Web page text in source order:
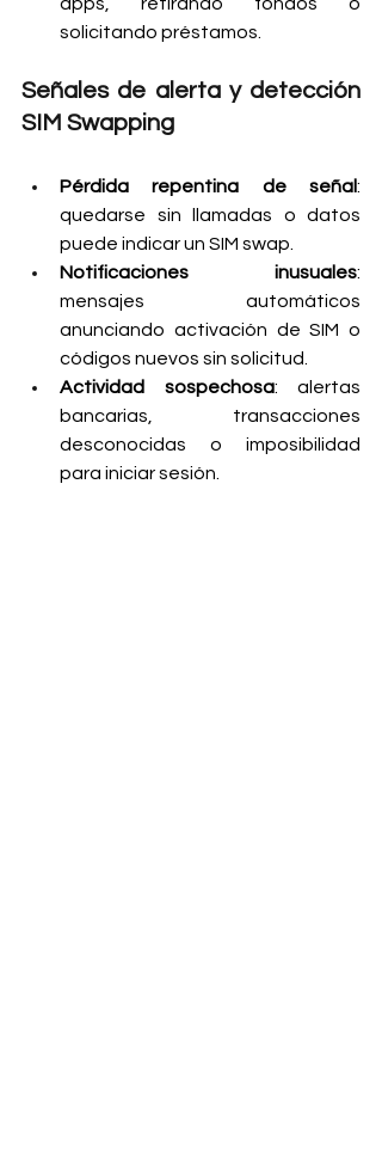
solicitando préstamos.
Señales de alerta y detección
SIM Swapping
Pérdida repentina de señal:
quedarse sin llamadas o datos
puede indicar un SIM swap.
Notificaciones inusuales:
mensajes automáticos
anunciando activación de SIM o
códigos nuevos sin solicitud.
Actividad sospechosa: alertas
bancarias, transacciones
desconocidas o imposibilidad
para iniciar sesión.